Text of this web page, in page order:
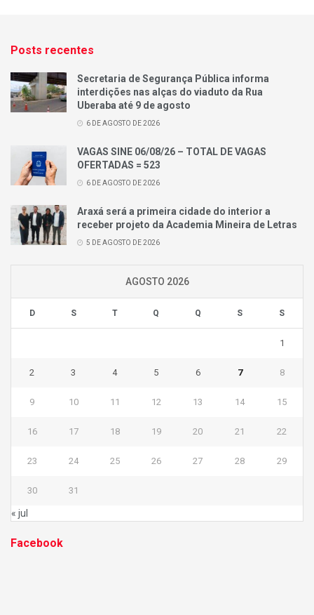
Posts recentes
Secretaria de Segurança Pública informa
interdições nas alças do viaduto da Rua
Uberaba até 9 de agosto
6 DE AGOSTO DE 2026
VAGAS SINE 06/08/26 – TOTAL DE VAGAS
OFERTADAS = 523
6 DE AGOSTO DE 2026
Araxá será a primeira cidade do interior a
receber projeto da Academia Mineira de Letras
5 DE AGOSTO DE 2026
AGOSTO 2026
D S T Q Q S S
1
2 3 4 5 6 7 8
9 10 11 12 13 14 15
16 17 18 19 20 21 22
23 24 25 26 27 28 29
30 31
« jul
Facebook